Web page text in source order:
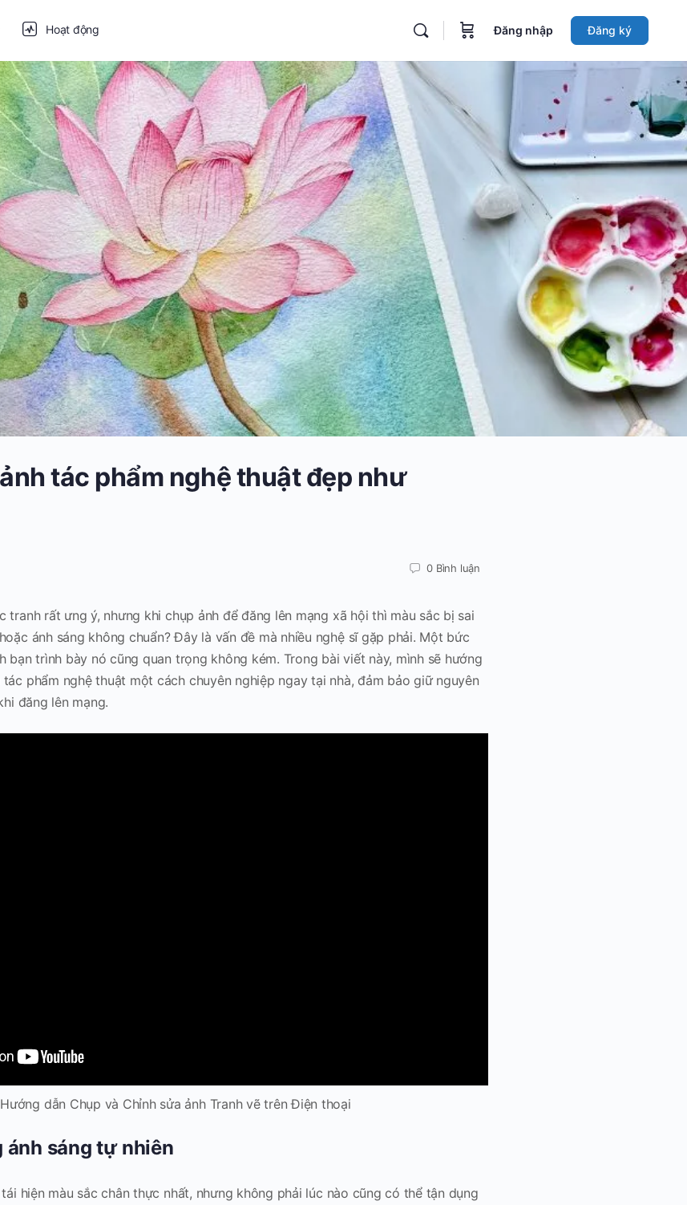
Hoạt động Đăng nhập Đăng ký
tác phẩm nghệ thuật đẹp như
0 Bình luận
tranh rất ưng ý, nhưng khi chụp ảnh để đăng lên mạng xã hội thì màu sắc bị sai
ánh sáng không chuẩn? Đây là vấn đề mà nhiều nghệ sĩ gặp phải. Một bức
bạn trình bày nó cũng quan trọng không kém. Trong bài viết này, mình sẽ hướng
phẩm nghệ thuật một cách chuyên nghiệp ngay tại nhà, đảm bảo giữ nguyên
đăng lên mạng.
Hướng dẫn Chụp và Chỉnh sửa ảnh Tranh vẽ trên Điện thoại
ánh sáng tự nhiên
hiện màu sắc chân thực nhất, nhưng không phải lúc nào cũng có thể tận dụng